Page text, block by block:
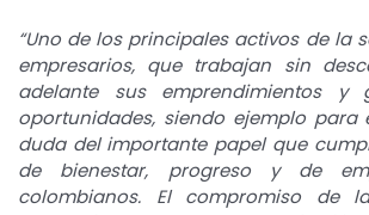
“Uno de los principales activos de la
empresarios, que trabajan sin
adelante sus emprendimientos y
oportunidades, siendo ejemplo para
duda del importante papel que
de bienestar, progreso y de
colombianos. El compromiso de